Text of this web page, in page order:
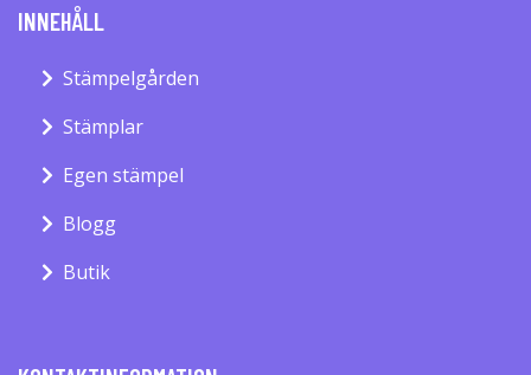
INNEHÅLL
Stämpelgården
Stämplar
Egen stämpel
Blogg
Butik